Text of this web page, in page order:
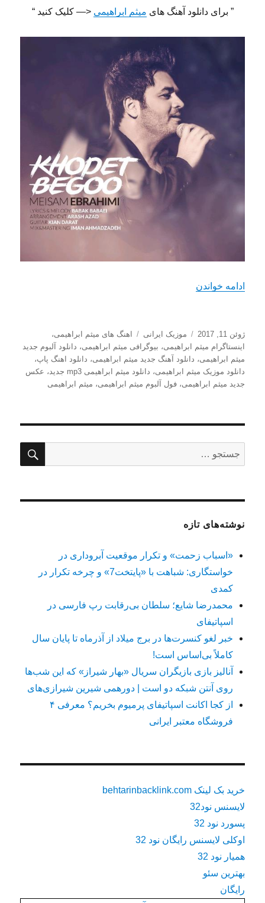
” برای دانلود آهنگ های میثم ابراهیمی <— کلیک کنید “
ادامه خواندن
ارسال
شده
در
ژوئن 11, 2017 دسته‌ها
موزیک ایرانی برچسب‌ها
اهنگ های میثم ابراهیمی،
اینستاگرام میثم ابراهیمی، بیوگرافی میثم ابراهیمی، دانلود آلبوم جدید
میثم ابراهیمی، دانلود آهنگ جدید میثم ابراهیمی، دانلود اهنگ پاپ،
دانلود موزیک میثم ابراهیمی، دانلود میثم ابراهیمی mp3 جدید ، عکس
جدید میثم ابراهیمی،فول آلبوم میثم ابراهیمی، میثم ابراهیمی
برای:
نوشته‌های تازه
«اسباب زحمت» و تکرار موقعیت آبروداری در
خواستگاری: شباهت با «پایتخت7» و چرخه تکرار در
کمدی
محمدرضا شایع؛ سلطان بی‌رقابت رپ فارسی در
اسپاتیفای
خبر لغو کنسرت‌ها در برج میلاد از آذرماه تا پایان سال
کاملاً بی‌اساس است!
آنالیز بازی بازیگران سریال «بهار شیراز» که این شب‌ها
روی آنتن شبکه دو است | دورهمی شیرین شیرازی‌های
از کجا اکانت اسپاتیفای پرمیوم بخریم؟ معرفی ۴
فروشگاه معتبر ایرانی
خرید بک لینک behtarinbacklink.com
لایسنس نود32
پسورد نود 32
اوکلی لایسنس رایگان نود 32
همیار نود 32
بهترین سئو
رایگان